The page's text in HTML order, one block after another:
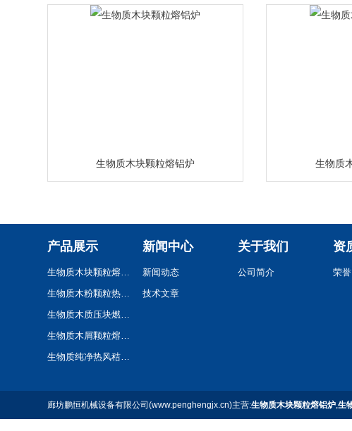
生物质木块颗粒熔铝炉 生物质
产品展示
生物质木块颗粒熔铝炉
生物质木粉颗粒热风炉
生物质木质压块燃烧机
生物质木屑颗粒熔铝炉
生物质纯净热风秸秆颗粒热风炉
新闻中心
新闻动态
技术文章
关于我们
公司简介
资
荣
廊坊鹏恒机械设备有限公司(www.penghengjx.cn)主营:生物质木块颗粒熔铝炉,生